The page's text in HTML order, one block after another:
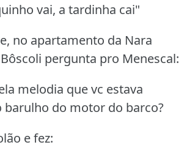
vai, a tardinha cai"
no apartamento da Nara
pergunta pro Menescal:
melodia que vc estava
barulho do motor do barco?
e fez: